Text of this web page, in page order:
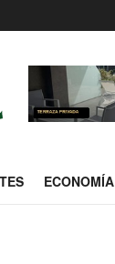
ECONOMÍA